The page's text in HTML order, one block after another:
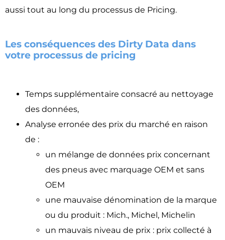
aussi tout au long du processus de Pricing.
Les conséquences des Dirty Data dans
votre processus de pricing
Temps supplémentaire consacré au nettoyage
des données,
Analyse erronée des prix du marché en raison
de :
un mélange de données prix concernant
des pneus avec marquage OEM et sans
OEM
une mauvaise dénomination de la marque
ou du produit : Mich., Michel, Michelin
un mauvais niveau de prix : prix collecté à